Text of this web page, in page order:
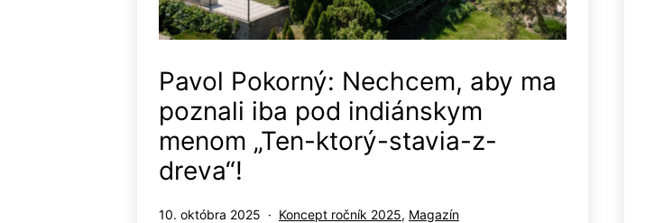
Pavol Pokorný: Nechcem, aby ma
poznali iba pod indiánskym
menom „Ten-ktorý-stavia-z-
dreva“!
Publikované
10. októbra 2025
Kategorizované
Koncept ročník 2025, Magazín